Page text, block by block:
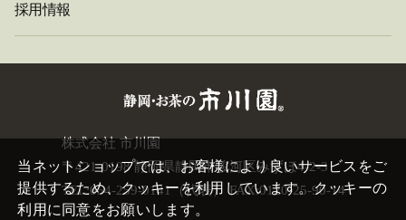
採用情報
株式会社 市川園
〒421-0198 静岡県静岡市駿河区みずほ4-2-3
TEL:054-259-0141（代表） FAX:0120-25-90-14
当ネットショップでは、お客様により良いサービスをご
提供するため、クッキーを利用しています。クッキーの
利用に同意をお願いします。
閉
じ
る